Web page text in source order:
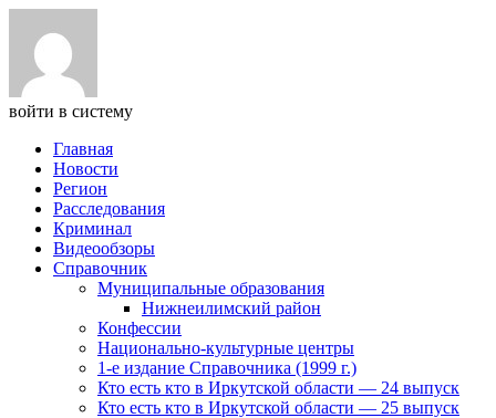
войти в систему
Главная
Новости
Регион
Расследования
Криминал
Видеообзоры
Справочник
Муниципальные образования
Нижнеилимский район
Конфессии
Национально-культурные центры
1-е издание Справочника (1999 г.)
Кто есть кто в Иркутской области — 24 выпуск
Кто есть кто в Иркутской области — 25 выпуск